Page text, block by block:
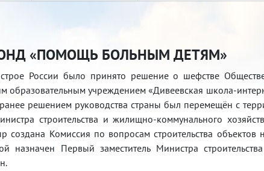
«ПОМОЩЬ БОЛЬНЫМ ДЕТЯМ»
России было принято решение о шефстве
образовательным учреждением «Дивеевская школа-
решением руководства страны был перемещён с
строительства и жилищно-коммунального
Комиссия по вопросам строительства объектов
назначен Первый заместитель Министра